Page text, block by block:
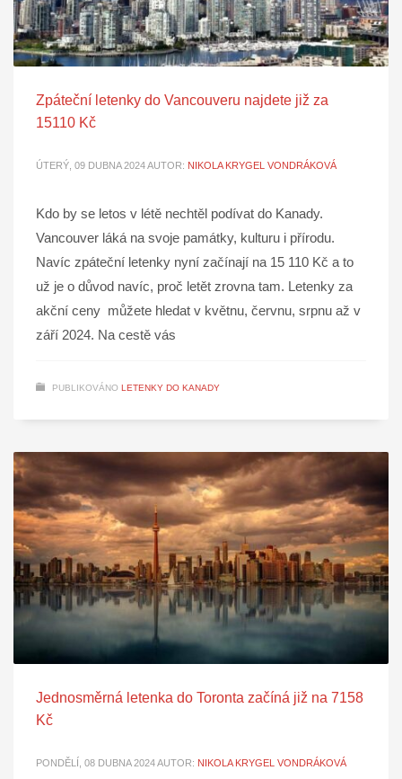
Zpáteční letenky do Vancouveru najdete již za
15110 Kč
ÚTERÝ, 09 DUBNA 2024AUTOR: NIKOLA KRYGEL VONDRÁKOVÁ
Kdo by se letos v létě nechtěl podívat do Kanady.
Vancouver láká na svoje památky, kulturu i přírodu.
Navíc zpáteční letenky nyní začínají na 15 110 Kč a to
už je o důvod navíc, proč letět zrovna tam. Letenky za
akční ceny můžete hledat v květnu, červnu, srpnu až v
září 2024. Na cestě vás
PUBLIKOVÁNO LETENKY DO KANADY
Jednosměrná letenka do Toronta začíná již na 7158
Kč
PONDĚLÍ, 08 DUBNA 2024AUTOR: NIKOLA KRYGEL VONDRÁKOVÁ